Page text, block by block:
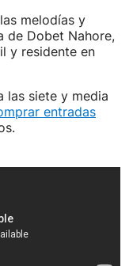
melodías y
de Dobet Nahore,
y residente en
las siete y media
entradas